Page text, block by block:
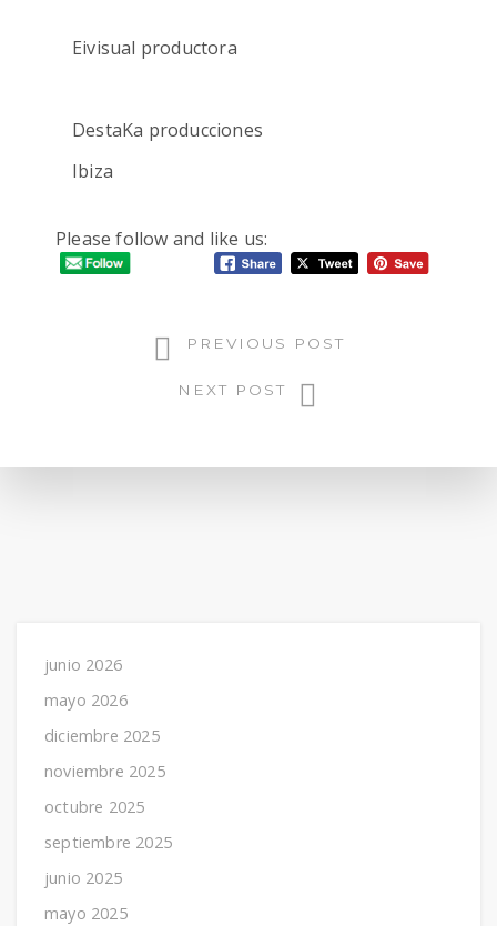
Eivisual productora
DestaKa producciones
Ibiza
Please follow and like us:
Continue Reading
PREVIOUS POST
NEXT POST
junio 2026
mayo 2026
diciembre 2025
noviembre 2025
octubre 2025
septiembre 2025
junio 2025
mayo 2025